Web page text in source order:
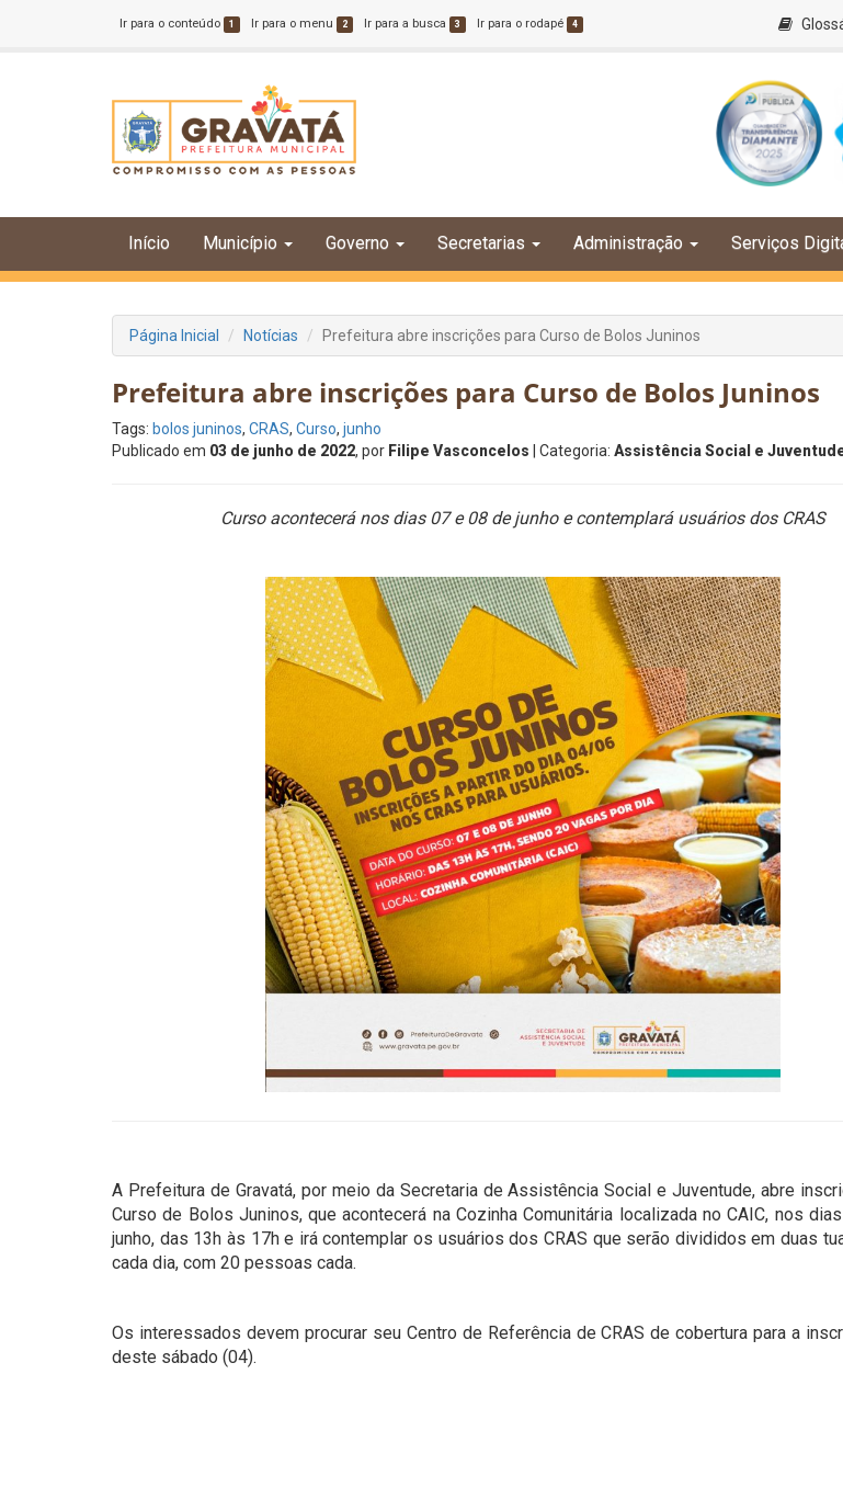
Ir para o conteúdo 1 Ir para o menu 2 Ir para a busca 3 Ir para o rodapé 4
Início Município Governo Secretarias Administração Serviços
Página Inicial Notícias Prefeitura abre inscrições para Curso de Bolos Juninos
Prefeitura abre inscrições para Curso de Bolos Juninos
Tags: bolos juninos, CRAS, Curso, junho
Publicado em 03 de junho de 2022, por Filipe Vasconcelos | Categoria: Assistência Social e
Curso acontecerá nos dias 07 e 08 de junho e contemplará usuários dos CRAS
A Prefeitura de Gravatá, por meio da Secretaria de Assistência Social e Juventude, abre
Curso de Bolos Juninos, que acontecerá na Cozinha Comunitária localizada no CAIC, nos
junho, das 13h às 17h e irá contemplar os usuários dos CRAS que serão divididos em duas
cada dia, com 20 pessoas cada.
Os interessados devem procurar seu Centro de Referência de CRAS de cobertura para a
deste sábado (04).